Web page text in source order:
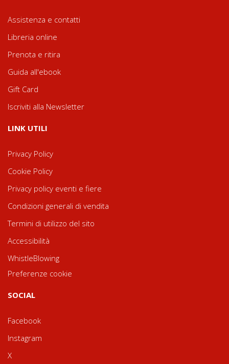
Assistenza e contatti
Libreria online
Prenota e ritira
Guida all'ebook
Gift Card
Iscriviti alla Newsletter
LINK UTILI
Privacy Policy
Cookie Policy
Privacy policy eventi e fiere
Condizioni generali di vendita
Termini di utilizzo del sito
Accessibilità
WhistleBlowing
Preferenze cookie
SOCIAL
Facebook
Instagram
X